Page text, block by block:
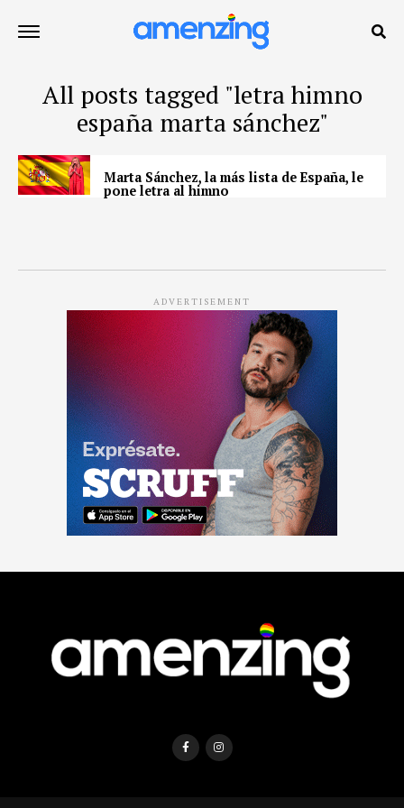
All posts tagged "letra himno
españa marta sánchez"
Marta Sánchez, la más lista de España, le
pone letra al himno
ADVERTISEMENT